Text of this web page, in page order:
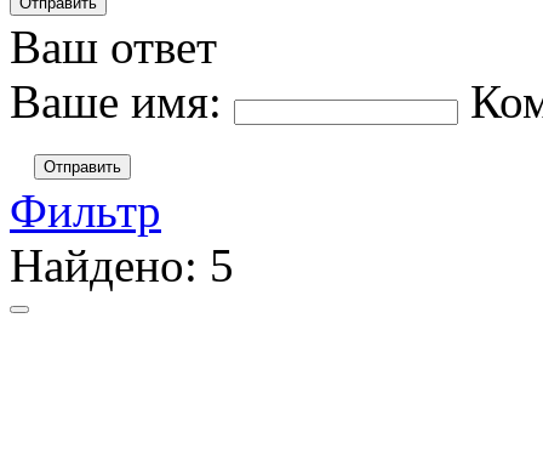
Ваш ответ
Ваше имя:
Отправить
Фильтр
Найдено: 5